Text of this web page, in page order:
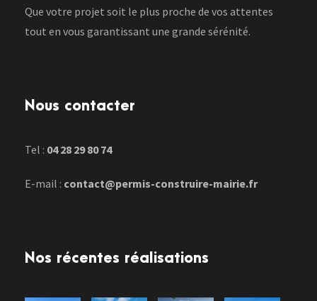
Que votre projet soit le plus proche de vos attentes
tout en vous garantissant une grande sérénité.
Nous contacter
Tel : 04 28 29 80 74
E-mail : contact@permis-construire-mairie.fr
Nos récentes réalisations